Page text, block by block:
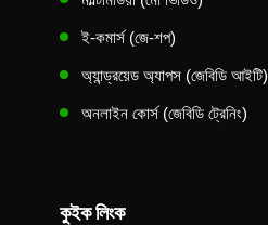
ই-কমার্স (জে-শপ)
অ্যান্ড্রয়েড অ্যাপস (জেবিডি আইটি)
অনলাইন কোর্স (জেবিডি ট্রেনিং)
কুইক লিংক